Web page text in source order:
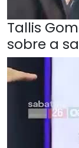
Tallis
sobre a